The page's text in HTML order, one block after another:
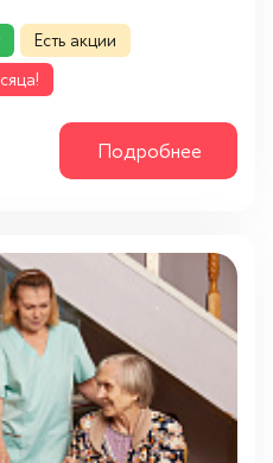
Есть акции
Подробнее